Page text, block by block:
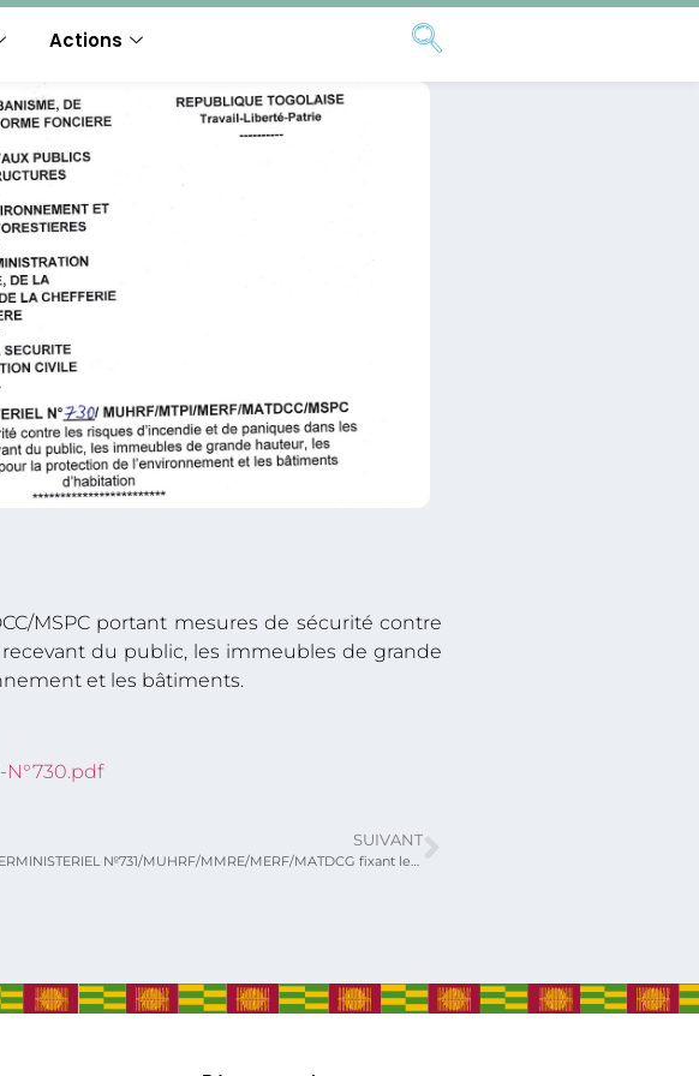
Actions
MSPC portant mesures de sécurité contre
du public, les immeubles de grande
et les bâtiments.
N°730.pdf
SUIVANT
ARRETE INTERMINISTERIEL №731/MUHRF/MMRE/MERF/MATDCG fixant les mesures d’efficacité énergétique dans les constructions de bâtiments